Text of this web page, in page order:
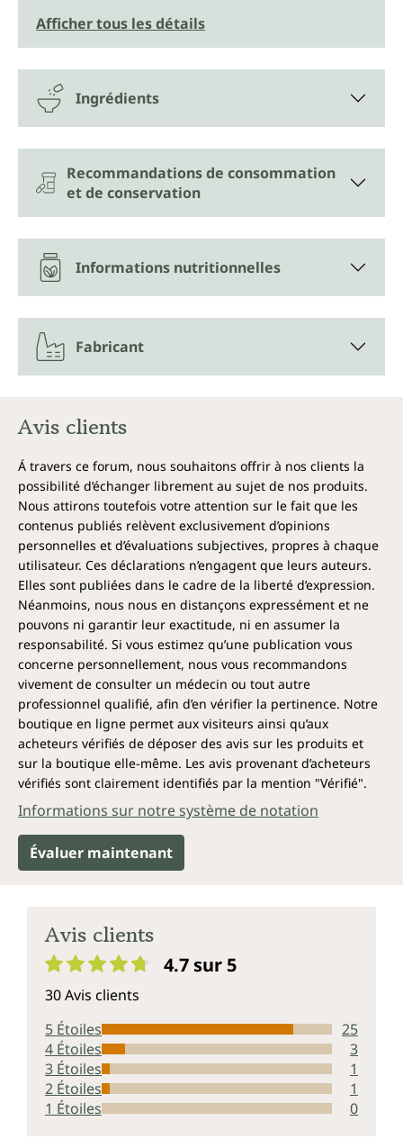
L'huile de sésame biologique d'Unimedica est
composée à 100% d'huile végétale et ne contient pas
de protéines animales.
Spectre d'action*
Les acides gras insaturés comme l'acide linoléique
contribuent à maintenir une cholestérolémie
normale. Cet effet s'obtient par la consommation
quotidienne d'au moins 10 g d'acide linoléique.
L'huile de sésame biologique Unimedica contient
entre 35 et 50 g pour 100 g d'huile de sésame. La
composition est soumise à des variations naturelles
car il s'agit d'un produit purement naturel.
*Allégations de santé autorisées par l'Autorité
européenne de sécurité des aliments.
L'huile de sésame BIO d'Unimedica est végan, sans
magnésium et sans OGM, sans lactose, sans gluten
et sans gélatine.
Fabriquée en Allemagne
L'huile de sésame Unimedica BIO est produite
directement en Allemagne dans des installations
certifiées.
Remarque :les compléments alimentaires ne
doivent pas se substituer à une alimentation
équilibrée et variée et à un mode de vie sain.
Conservation :à l'abri de la lumière, au frais et au
sec dans des récipients hermétiquement fermés et
complètement remplis.
Afficher tous les détails
Ingrédients
Recommandations de consommation
et de conservation
Informations nutritionnelles
Fabricant
Avis clients
Á travers ce forum, nous souhaitons offrir à nos clients la
possibilité d’échanger librement au sujet de nos produits.
Nous attirons toutefois votre attention sur le fait que les
contenus publiés relèvent exclusivement d’opinions
personnelles et d’évaluations subjectives, propres à chaque
utilisateur. Ces déclarations n’engagent que leurs auteurs.
Elles sont publiées dans le cadre de la liberté d’expression.
Néanmoins, nous nous en distançons expressément et ne
pouvons ni garantir leur exactitude, ni en assumer la
responsabilité. Si vous estimez qu’une publication vous
concerne personnellement, nous vous recommandons
vivement de consulter un médecin ou tout autre
professionnel qualifié, afin d’en vérifier la pertinence. Notre
boutique en ligne permet aux visiteurs ainsi qu’aux
acheteurs vérifiés de déposer des avis sur les produits et
sur la boutique elle-même. Les avis provenant d’acheteurs
vérifiés sont clairement identifiés par la mention "Vérifié".
Informations sur notre système de notation
Évaluer maintenant
Avis clients
4.7 sur 5
30 Avis clients
5 Étoiles
25
4 Étoiles
3
3 Étoiles
1
2 Étoiles
1
1 Étoiles
0